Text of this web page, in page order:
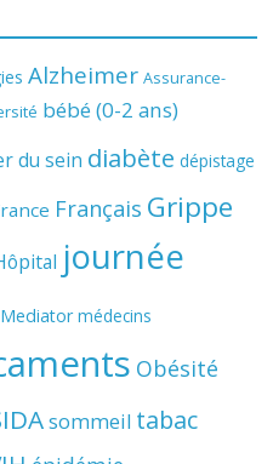
Alzheimer Assurance-
bébé (0-2 ans)
du sein diabète dépistage
Français Grippe
journée
Mediator médecins
Obésité
sommeil tabac